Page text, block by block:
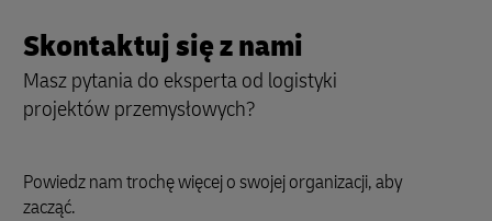
Skontaktuj się z nami
Masz pytania do eksperta od logistyki
projektów przemysłowych?
Powiedz nam trochę więcej o swojej organizacji, aby
zacząć.